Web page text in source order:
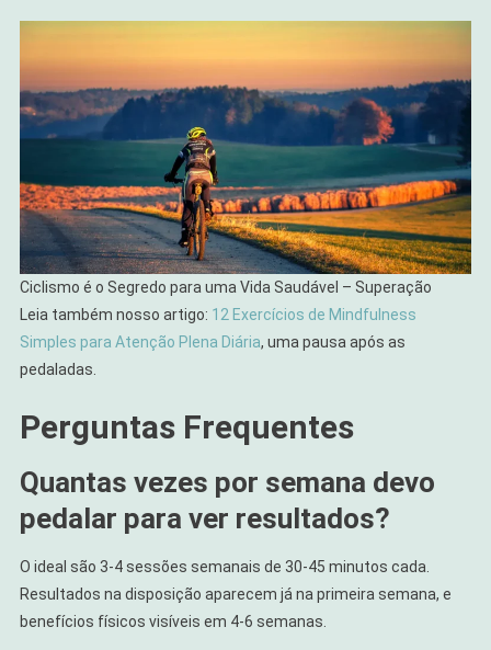
Ciclismo é o Segredo para uma Vida Saudável – Superação
Leia também nosso artigo: 12 Exercícios de Mindfulness
Simples para Atenção Plena Diária, uma pausa após as
pedaladas.
Perguntas Frequentes
Quantas vezes por semana devo
pedalar para ver resultados?
O ideal são 3-4 sessões semanais de 30-45 minutos cada.
Resultados na disposição aparecem já na primeira semana, e
benefícios físicos visíveis em 4-6 semanas.